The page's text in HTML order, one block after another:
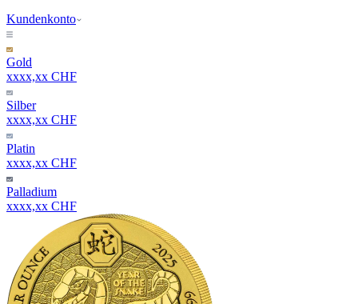
Kundenkonto
Gold
xxxx,xx CHF
Silber
xxxx,xx CHF
Platin
xxxx,xx CHF
Palladium
xxxx,xx CHF